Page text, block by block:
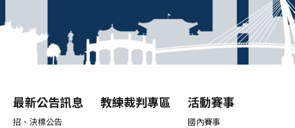
最新公告訊息
招、決標公告
教練裁判專區 活動賽事
國內賽事